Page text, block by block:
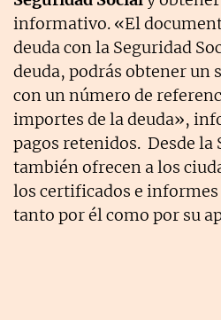
informativo. «El
deuda con la Seguridad
deuda, podrás obtener un
con un número de
importes de la deuda»,
pagos retenidos. Desde la
también ofrecen a los
los certificados e
tanto por él como por su